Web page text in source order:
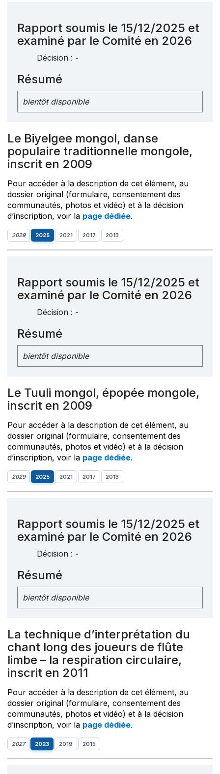
Rapport soumis le 15/12/2025 et
examiné par le Comité en 2026
Décision : -
Résumé
bientôt disponible
Le Biyelgee mongol, danse
populaire traditionnelle mongole,
inscrit en 2009
Pour accéder à la description de cet élément, au
dossier original (formulaire, consentement des
communautés, photos et vidéo) et à la décision
d’inscription, voir la page dédiée.
2029 2025 2021 2017 2013
Rapport soumis le 15/12/2025 et
examiné par le Comité en 2026
Décision : -
Résumé
bientôt disponible
Le Tuuli mongol, épopée mongole,
inscrit en 2009
Pour accéder à la description de cet élément, au
dossier original (formulaire, consentement des
communautés, photos et vidéo) et à la décision
d’inscription, voir la page dédiée.
2029 2025 2021 2017 2013
Rapport soumis le 15/12/2025 et
examiné par le Comité en 2026
Décision : -
Résumé
bientôt disponible
La technique d’interprétation du
chant long des joueurs de flûte
limbe – la respiration circulaire,
inscrit en 2011
Pour accéder à la description de cet élément, au
dossier original (formulaire, consentement des
communautés, photos et vidéo) et à la décision
d’inscription, voir la page dédiée.
2027 2023 2019 2015